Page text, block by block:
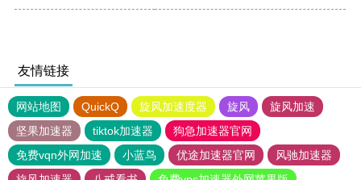
友情链接
网站地图 QuickQ 旋风加速度器 旋风
旋风加速
坚果加速器
tiktok加速器
狗急加速器官网
免费vqn外网加速
小蓝鸟 优途加速器官网
风驰加速器